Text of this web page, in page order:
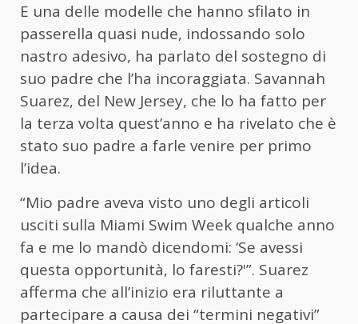
E una delle modelle che hanno sfilato in
passerella quasi nude, indossando solo
nastro adesivo, ha parlato del sostegno di
suo padre che l’ha incoraggiata. Savannah
Suarez, del New Jersey, che lo ha fatto per
la terza volta quest’anno e ha rivelato che è
stato suo padre a farle venire per primo
l’idea.
“Mio padre aveva visto uno degli articoli
usciti sulla Miami Swim Week qualche anno
fa e me lo mandò dicendomi: ‘Se avessi
questa opportunità, lo faresti?'”. Suarez
afferma che all’inizio era riluttante a
partecipare a causa dei “termini negativi”